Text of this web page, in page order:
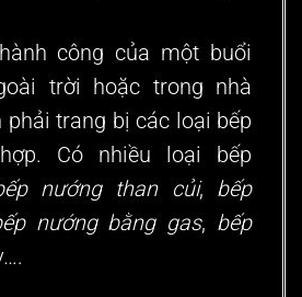
công của một buổi
trời hoặc trong nhà
phải trang bị các loại bếp
Có nhiều loại bếp
nướng than củi, bếp
nướng bằng gas, bếp